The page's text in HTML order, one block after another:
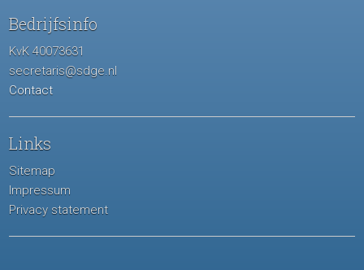
Bedrijfsinfo
KvK 40073631
secretaris@sdge.nl
Contact
Links
Sitemap
Impressum
Privacy statement